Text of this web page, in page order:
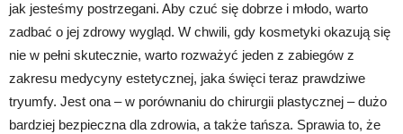
jak jesteśmy postrzegani. Aby czuć się dobrze i młodo, warto
zadbać o jej zdrowy wygląd. W chwili, gdy kosmetyki okazują się
nie w pełni skutecznie, warto rozważyć jeden z zabiegów z
zakresu medycyny estetycznej, jaka święci teraz prawdziwe
tryumfy. Jest ona – w porównaniu do chirurgii plastycznej – dużo
bardziej bezpieczna dla zdrowia, a także tańsza. Sprawia to, że